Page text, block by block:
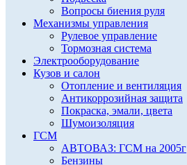
Вопросы биения руля
Механизмы управления
Рулевое управление
Тормозная система
Электрооборудование
Кузов и салон
Отопление и вентиляция
Антикоррозийная защита
Покраска, эмали, цвета
Шумоизоляция
ГСМ
АВТОВАЗ: ГСМ на 2005г
Бензины